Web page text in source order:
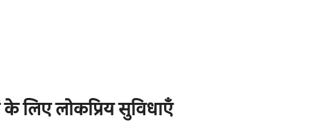
लिए लोकप्रिय सुविधाएँ